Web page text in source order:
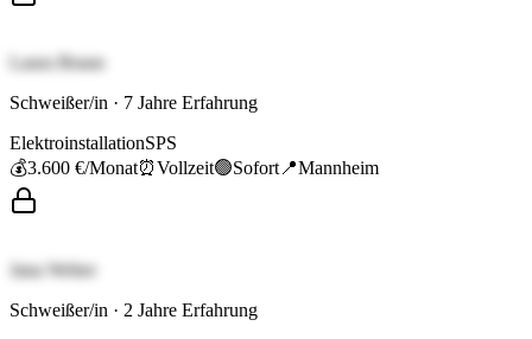
Laura Braun
Schweißer/in · 7 Jahre Erfahrung
ElektroinstallationSPS
💰3.600 €/Monat⏰Vollzeit🟢Sofort 📍Mannheim
Jana Weber
Schweißer/in · 2 Jahre Erfahrung